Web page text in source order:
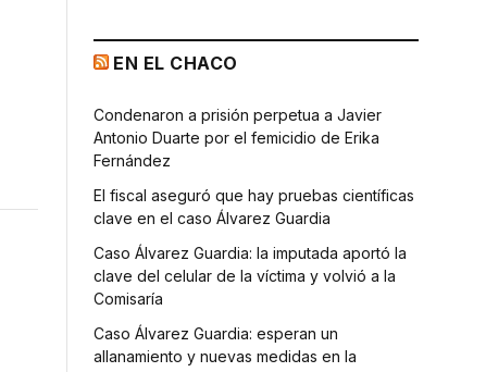
EN EL CHACO
Condenaron a prisión perpetua a Javier
Antonio Duarte por el femicidio de Erika
Fernández
El fiscal aseguró que hay pruebas científicas
clave en el caso Álvarez Guardia
Caso Álvarez Guardia: la imputada aportó la
clave del celular de la víctima y volvió a la
Comisaría
Caso Álvarez Guardia: esperan un
allanamiento y nuevas medidas en la